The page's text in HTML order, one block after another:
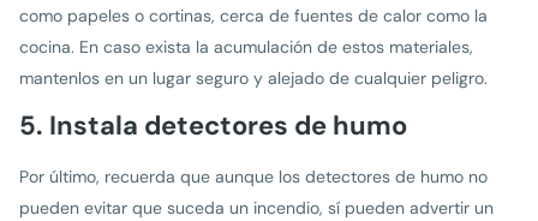
como papeles o cortinas, cerca de fuentes de calor como la
cocina. En caso exista la acumulación de estos materiales,
mantenlos en un lugar seguro y alejado de cualquier peligro.
5. Instala detectores de humo
Por último, recuerda que aunque los detectores de humo no
pueden evitar que suceda un incendio, sí pueden advertir un